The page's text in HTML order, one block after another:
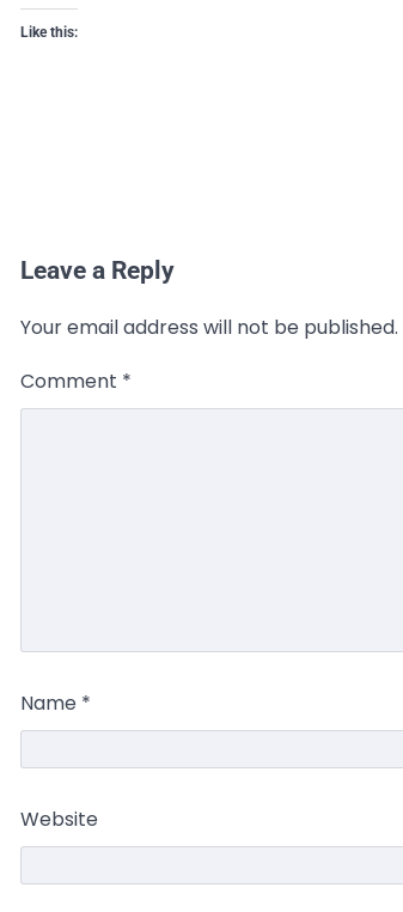
Like this:
Leave a Reply
Your email address will not be published.
Comment *
Name *
Website